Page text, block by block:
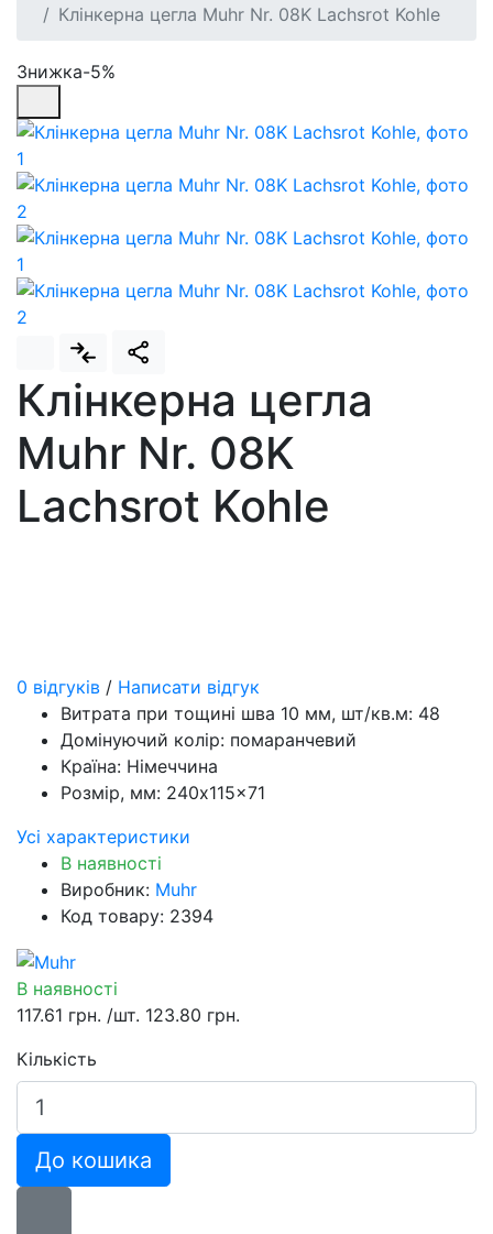
Клінкерна цегла Muhr Nr. 08K Lachsrot Kohle
Знижка-5%
Клінкерна цегла
Muhr Nr. 08K
Lachsrot Kohle
0 відгуків / Написати відгук
Витрата при тощині шва 10 мм, шт/кв.м: 48
Домінуючий колір: помаранчевий
Країна: Німеччина
Розмір, мм: 240x115x71
Усі характеристики
В наявності
Виробник: Muhr
Код товару: 2394
В наявності
117.61 грн. /шт. 123.80 грн.
Кількість
До кошика